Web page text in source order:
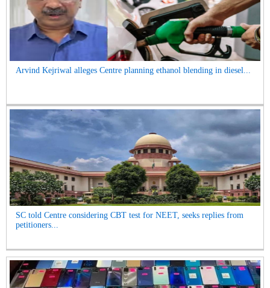
Arvind Kejriwal alleges Centre planning ethanol blending in diesel...
SC told Centre considering CBT test for NEET, seeks replies from
petitioners...